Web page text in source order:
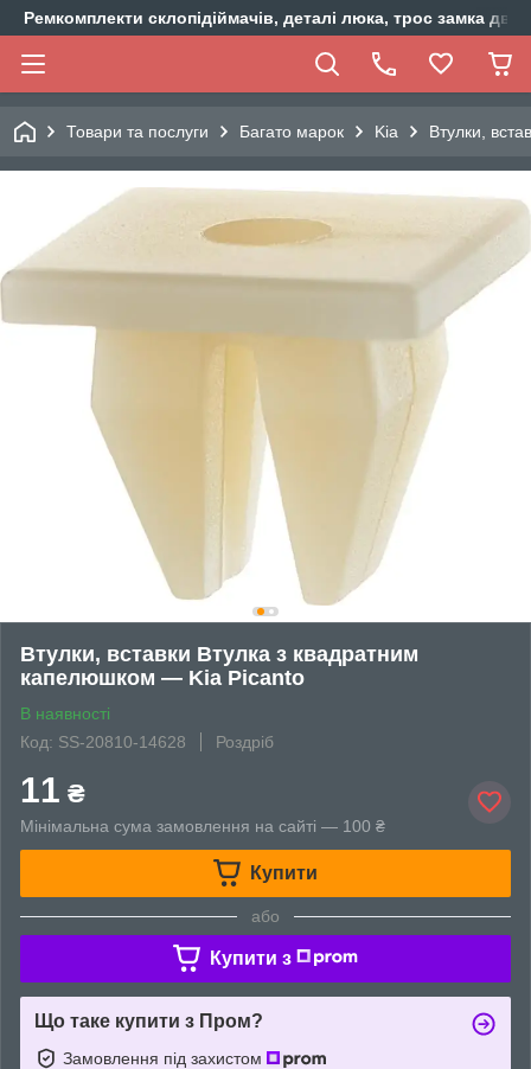
Ремкомплекти склопідіймачів, деталі люка, трос замка
Товари та послуги Багато марок Kia Втулки,
Втулки, вставки Втулка з квадратним
капелюшком — Kia Picanto
В наявності
Код: SS-20810-14628
Роздріб
11 ₴
Мінімальна сума замовлення на сайті — 100 ₴
Купити
або
Купити з
Що таке купити з Пром?
Замовлення під захистом